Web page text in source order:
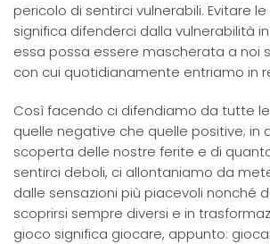
pericolo di sentirci vulnerabili. Evitare
significa difenderci dalla vulnerabilità
essa possa essere mascherata a noi
con cui quotidianamente entriamo in
Così facendo ci difendiamo da tutte
quelle negative che quelle positive; in
scoperta delle nostre ferite e di
sentirci deboli, ci allontaniamo da
dalle sensazioni più piacevoli nonché
scoprirsi sempre diversi e in
gioco significa giocare, appunto: